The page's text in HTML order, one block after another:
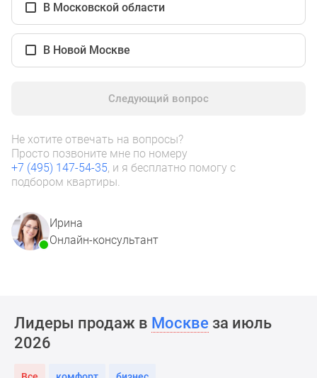
комнатные
комнатные
карте
Ипотечный
калькулятор
Семейная
ипотека
Военная
ипотека
Новости
недвижимости
В Московской области
В Новой Москве
Следующий вопрос
Не хотите отвечать на вопросы?
Просто позвоните мне по номеру
+7 (495) 147-54-35, и я бесплатно помогу с
подбором квартиры.
Ирина
Онлайн-консультант
Лидеры продаж в Москве за июль
2026